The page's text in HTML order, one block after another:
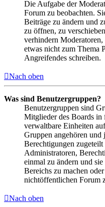
Die Aufgabe der
Forum zu beobachten.
Beiträge zu ändern und
zu öffnen, zu
verhindern
etwas nicht zum Thema
Angreifendes schreiben.
Nach oben
Was sind Benutzergruppen?
Benutzergruppen sind
Mitglieder des Boards
verwaltbare Einheiten
Gruppen angehören und
Berechtigungen
Administratoren,
einmal zu ändern und
Bereichs zu machen
nichtöffentlichen Forum
Nach oben